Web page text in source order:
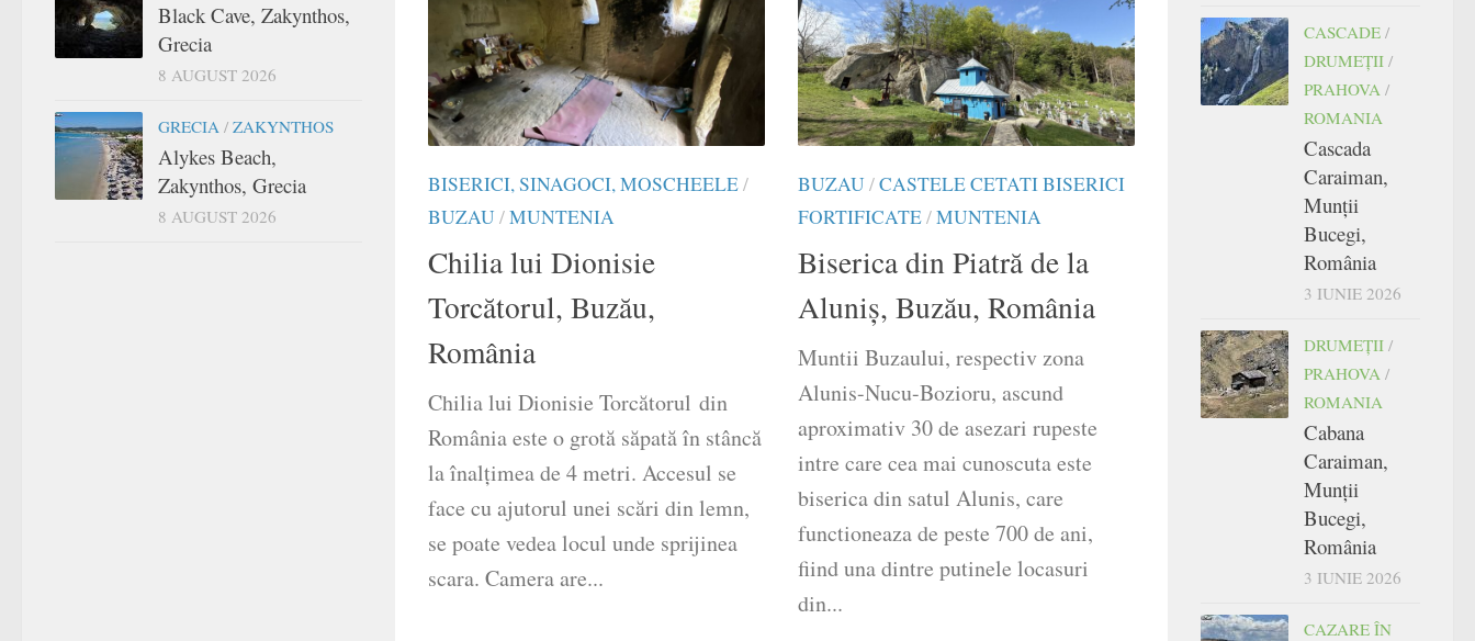
BISERICI, SINAGOCI, MOSCHEELE/
BUZAU/MUNTENIA
Chilia lui Dionisie
Torcătorul, Buzău,
România
Chilia lui Dionisie Torcătorul din
România este o grotă săpată în stâncă
la înalțimea de 4 metri. Accesul se
face cu ajutorul unei scări din lemn,
se poate vedea locul unde sprijinea
scara. Camera are...
BUZAU/CASTELE CETATI BISERICI
FORTIFICATE/MUNTENIA
Biserica din Piatră de la
Aluniș, Buzău, România
Muntii Buzaului, respectiv zona
Alunis-Nucu-Bozioru, ascund
aproximativ 30 de asezari rupeste
intre care cea mai cunoscuta este
biserica din satul Alunis, care
functioneaza de peste 700 de ani,
fiind una dintre putinele locasuri
din...
Black Cave, Zakynthos,
Grecia
8 AUGUST 2026
GRECIA / ZAKYNTHOS
Alykes Beach,
Zakynthos, Grecia
8 AUGUST 2026
CASCADE /
DRUMEŢII /
PRAHOVA /
ROMANIA
Cascada
Caraiman,
Munții
Bucegi,
România
3 IUNIE 2026
DRUMEŢII /
PRAHOVA /
ROMANIA
Cabana
Caraiman,
Munții
Bucegi,
România
3 IUNIE 2026
CAZARE ÎN